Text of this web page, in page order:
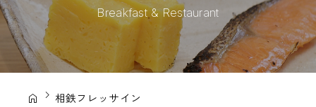
Breakfast & Restaurant
相鉄フレッサイン